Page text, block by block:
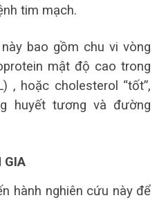
tim mạch.
bao gồm chu vi vòng
mật độ cao trong
, hoặc cholesterol “tốt”,
huyết tương và đường
GIA
hành nghiên cứu này để